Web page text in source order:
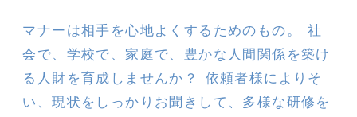
マナーは相手を心地よくするためのもの。 社
会で、学校で、家庭で、豊かな人間関係を築け
る人財を育成しませんか？ 依頼者様によりそ
い、現状をしっかりお聞きして、多様な研修を